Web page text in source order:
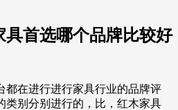
具首选哪个品牌比较好
都在进行进行家具行业的品牌评
类别分别进行的，比，红木家具